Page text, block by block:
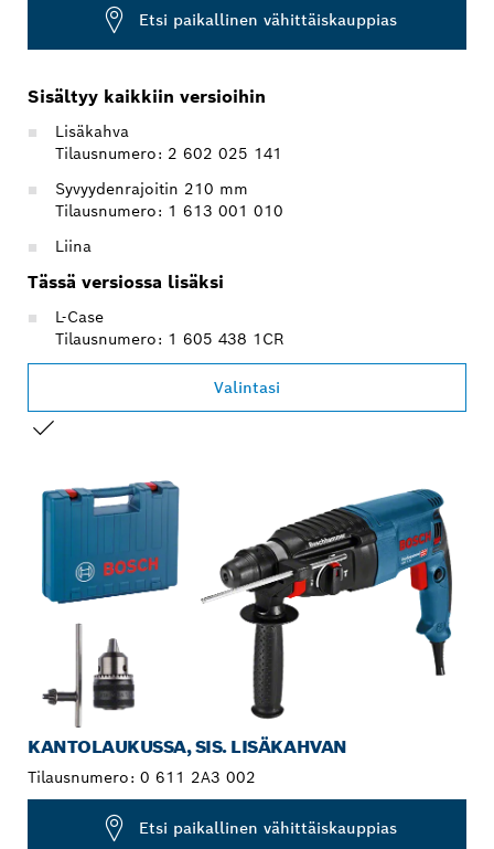
Etsi paikallinen vähittäiskauppias
Sisältyy kaikkiin versioihin
Lisäkahva
Tilausnumero: 2 602 025 141
Syvyydenrajoitin 210 mm
Tilausnumero: 1 613 001 010
Liina
Tässä versiossa lisäksi
L-Case
Tilausnumero: 1 605 438 1CR
Valintasi
KANTOLAUKUSSA, SIS. LISÄKAHVAN
Tilausnumero: 0 611 2A3 002
Etsi paikallinen vähittäiskauppias